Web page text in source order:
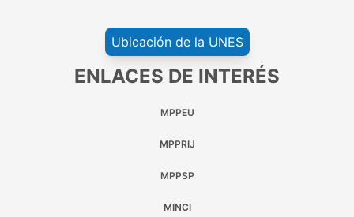
Ubicación de la UNES
ENLACES DE INTERÉS
MPPEU
MPPRIJ
MPPSP
MINCI